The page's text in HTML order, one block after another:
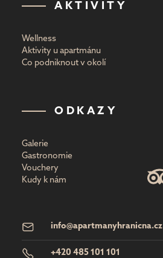
AKTIVITY
Wellness
Aktivity u apartmánu
Co podniknout v okolí
ODKAZY
Galerie
Gastronomie
Vouchery
Kudy k nám
info@apartmanyhranicna.cz
+420 485 101 101